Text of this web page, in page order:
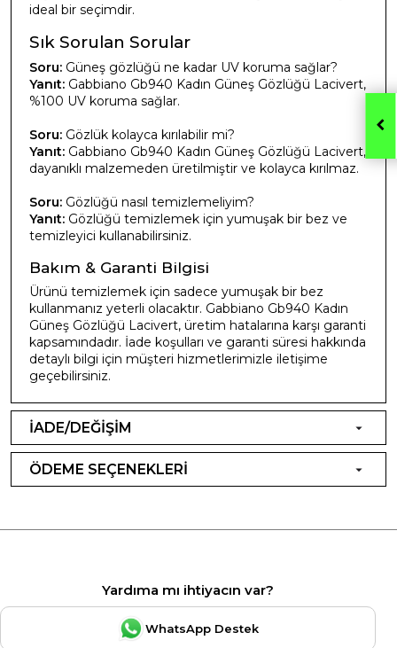
ideal bir seçimdir.
Sık Sorulan Sorular
Soru: Güneş gözlüğü ne kadar UV koruma sağlar?
Yanıt: Gabbiano Gb940 Kadın Güneş Gözlüğü Lacivert,
%100 UV koruma sağlar.
Soru: Gözlük kolayca kırılabilir mi?
Yanıt: Gabbiano Gb940 Kadın Güneş Gözlüğü Lacivert,
dayanıklı malzemeden üretilmiştir ve kolayca kırılmaz.
Soru: Gözlüğü nasıl temizlemeliyim?
Yanıt: Gözlüğü temizlemek için yumuşak bir bez ve
temizleyici kullanabilirsiniz.
Bakım & Garanti Bilgisi
Ürünü temizlemek için sadece yumuşak bir bez
kullanmanız yeterli olacaktır. Gabbiano Gb940 Kadın
Güneş Gözlüğü Lacivert, üretim hatalarına karşı garanti
kapsamındadır. İade koşulları ve garanti süresi hakkında
detaylı bilgi için müşteri hizmetlerimizle iletişime
geçebilirsiniz.
İADE/DEĞİŞİM
ÖDEME SEÇENEKLERİ
Yardıma mı ihtiyacın var?
WhatsApp Destek